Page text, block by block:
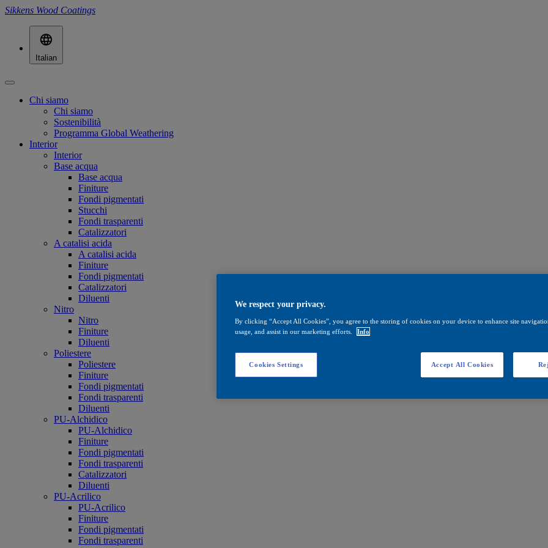
Sikkens Wood Coatings
Italian
Chi siamo
Chi siamo
Sostenibilità
Programma Global Weathering
Interior
Interior
Base acqua
Base acqua
Finiture
Fondi pigmentati
Stucchi
Fondi trasparenti
Catalizzatori
A catalisi acida
A catalisi acida
Finiture
Fondi pigmentati
Catalizzatori
Diluenti
Nitro
Nitro
Finiture
Diluenti
Poliestere
Poliestere
Finiture
Fondi pigmentati
Fondi trasparenti
Diluenti
PU-Alchidico
PU-Alchidico
Finiture
Fondi pigmentati
Fondi trasparenti
Catalizzatori
Diluenti
PU-Acrilico
PU-Acrilico
Finiture
Fondi pigmentati
Fondi trasparenti
We respect your privacy.
By clicking “Accept All Cookies”, you agree to the storing of cookies on your device to enhance site
usage, and assist in our marketing efforts.
Info
Cookies Settings Accept All Cookies